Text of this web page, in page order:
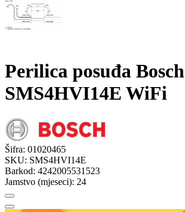
Perilica posuđa Bosch
SMS4HVI14E WiFi
Šifra: 01020465
SKU: SMS4HVI14E
Barkod: 4242005531523
Jamstvo (mjeseci): 24